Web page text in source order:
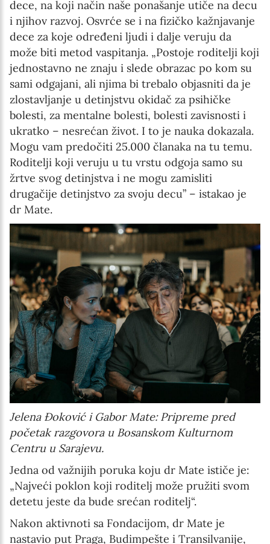
dece, na koji način naše ponašanje utiče na decu
i njihov razvoj. Osvrće se i na fizičko kažnjavanje
dece za koje određeni ljudi i dalje veruju da
može biti metod vaspitanja. „Postoje roditelji koji
jednostavno ne znaju i slede obrazac po kom su
sami odgajani, ali njima bi trebalo objasniti da je
zlostavljanje u detinjstvu okidač za psihičke
bolesti, za mentalne bolesti, bolesti zavisnosti i
ukratko – nesrećan život. I to je nauka dokazala.
Mogu vam predočiti 25.000 članaka na tu temu.
Roditelji koji veruju u tu vrstu odgoja samo su
žrtve svog detinjstva i ne mogu zamisliti
drugačije detinjstvo za svoju decu” – istakao je
dr Mate.
Jelena Đoković i Gabor Mate: Pripreme pred
početak razgovora u Bosanskom Kulturnom
Centru u Sarajevu.
Jedna od važnijih poruka koju dr Mate ističe je:
„Najveći poklon koji roditelj može pružiti svom
detetu jeste da bude srećan roditelj“.
Nakon aktivnoti sa Fondacijom, dr Mate je
nastavio put Praga, Budimpešte i Transilvanije,